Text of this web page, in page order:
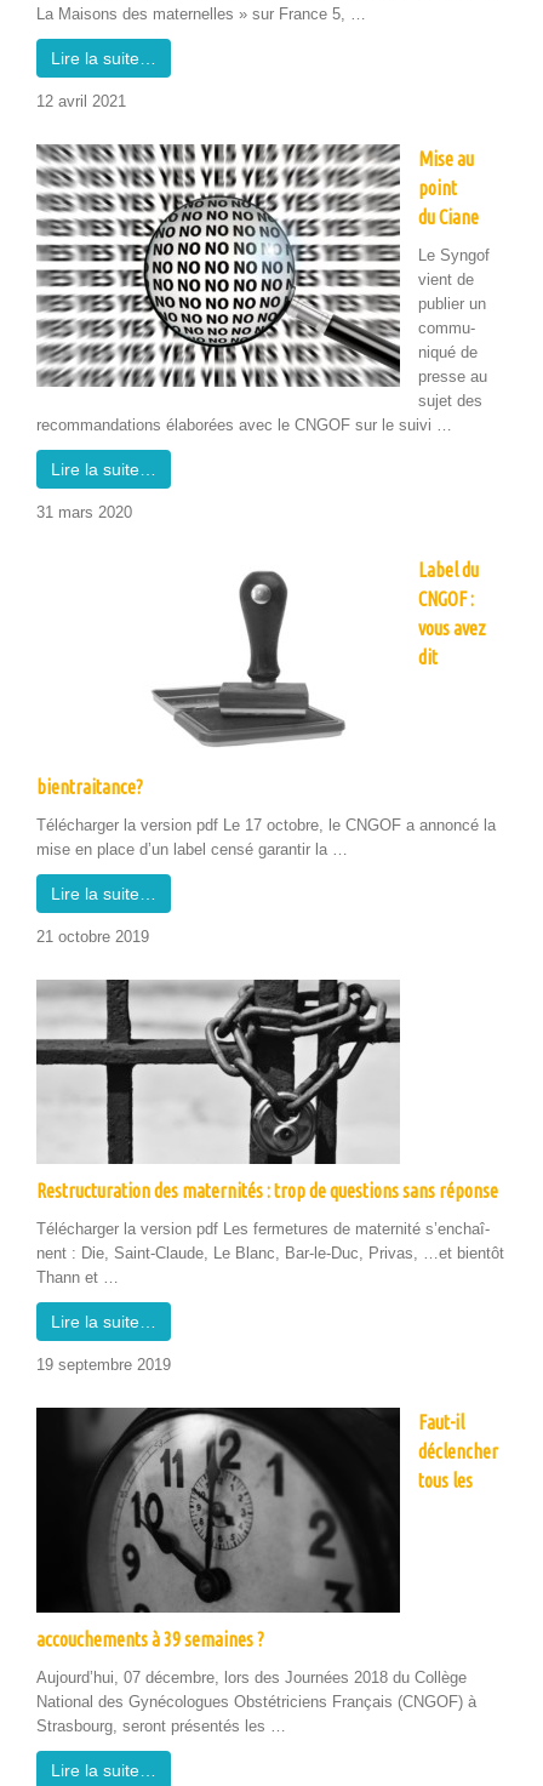
La Maisons des mater­nelles » sur France 5, …
Lire la suite…
12 avril 2021
Mise au
point
du Ciane
Le Syn­gof
vient de
pub­li­er un
com­mu­
niqué de
presse au
sujet des
recom­man­da­tions élaborées avec le CNGOF sur le suivi …
Lire la suite…
31 mars 2020
Label du
CNGOF :
vous avez
dit
bientraitance?
Télécharg­er la ver­sion pdf Le 17 octo­bre, le CNGOF a annon­cé la
mise en place d’un label cen­sé garan­tir la …
Lire la suite…
21 octo­bre 2019
Restructuration des maternités : trop de questions sans réponse
Télécharg­er la ver­sion pdf Les fer­me­tures de mater­nité s’en­chaî­
nent : Die, Saint-Claude, Le Blanc, Bar-le-Duc, Pri­vas, …et bien­tôt
Thann et …
Lire la suite…
19 sep­tem­bre 2019
Faut-il
déclencher
tous les
accouchements à 39 semaines ?
Aujourd’hui, 07 décem­bre, lors des Journées 2018 du Col­lège
Nation­al des Gyné­co­logues Obstétriciens Français (CNGOF) à
Stras­bourg, seront présen­tés les …
Lire la suite…